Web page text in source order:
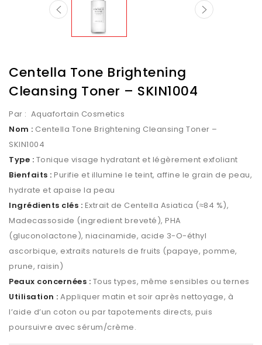
Centella Tone Brightening
Cleansing Toner – SKIN1004
Par : Aquafortain Cosmetics
Nom : Centella Tone Brightening Cleansing Toner –
SKIN1004
Type : Tonique visage hydratant et légèrement exfoliant
Bienfaits : Purifie et illumine le teint, affine le grain de peau,
hydrate et apaise la peau
Ingrédients clés : Extrait de Centella Asiatica (≈84 %),
Madecassoside (ingredient breveté), PHA
(gluconolactone), niacinamide, acide 3-O-éthyl
ascorbique, extraits naturels de fruits (papaye, pomme,
prune, raisin)
Peaux concernées : Tous types, même sensibles ou ternes
Utilisation : Appliquer matin et soir après nettoyage, à
l’aide d’un coton ou par tapotements directs, puis
poursuivre avec sérum/crème.